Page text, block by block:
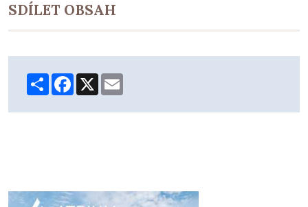
SDÍLET OBSAH
ShareFacebook
X